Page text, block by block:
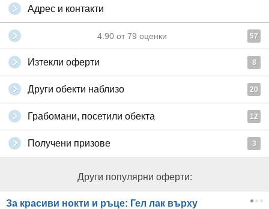
Адрес и контакти
4.90 от 79 оценки 57
Изтекли оферти 8
Други обекти наблизо 20
Грабомани, посетили обекта 12
Получени призове 3
Други популярни оферти:
За красиви нокти и ръце: Гел лак върху